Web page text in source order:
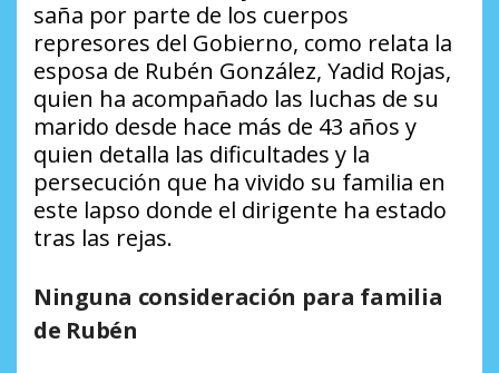
saña por parte de los cuerpos
represores del Gobierno, como relata la
esposa de Rubén González, Yadid Rojas,
quien ha acompañado las luchas de su
marido desde hace más de 43 años y
quien detalla las dificultades y la
persecución que ha vivido su familia en
este lapso donde el dirigente ha estado
tras las rejas.
Ninguna consideración para familia
de Rubén